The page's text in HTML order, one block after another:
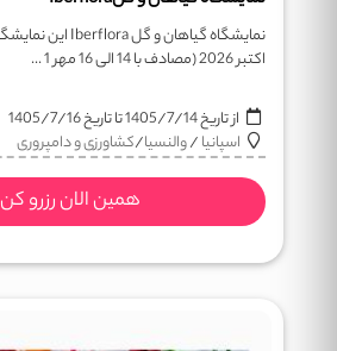
اکتبر 2026 (مصادف با 14 الی 16 مهر 1 ...
از تاریخ1405/7/14تا تاریخ1405/7/16
اسپانیا/والنسیا/کشاورزی و دامپروری
همین الان رزرو کن